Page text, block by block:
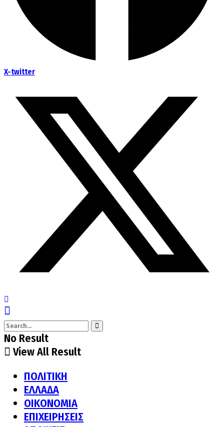
X-twitter
No Result
View All Result
ΠΟΛΙΤΙΚΗ
ΕΛΛΑΔΑ
ΟΙΚΟΝΟΜΙΑ
ΕΠΙΧΕΙΡΗΣΕΙΣ